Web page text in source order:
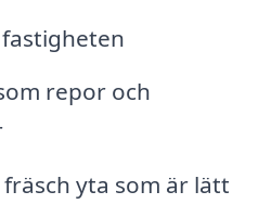
repor och
yta som är lätt